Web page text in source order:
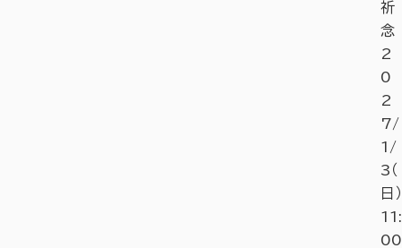
祈
念
2
0
2
7/
1/
3（
日）
11:
00